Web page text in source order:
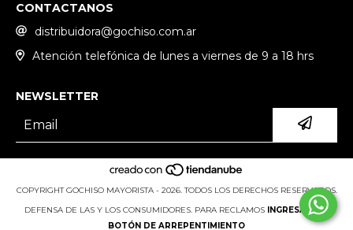
CONTACTANOS
distribuidora@gochiso.com.ar
Atención telefónica de lunes a viernes de 9 a 18 hrs
NEWSLETTER
COPYRIGHT GOCHISO MAYORISTA - 2026. TODOS LOS DERECHOS RESERVADOS.
DEFENSA DE LAS Y LOS CONSUMIDORES. PARA RECLAMOS
INGRESÁ ACÁ.
BOTÓN DE ARREPENTIMIENTO